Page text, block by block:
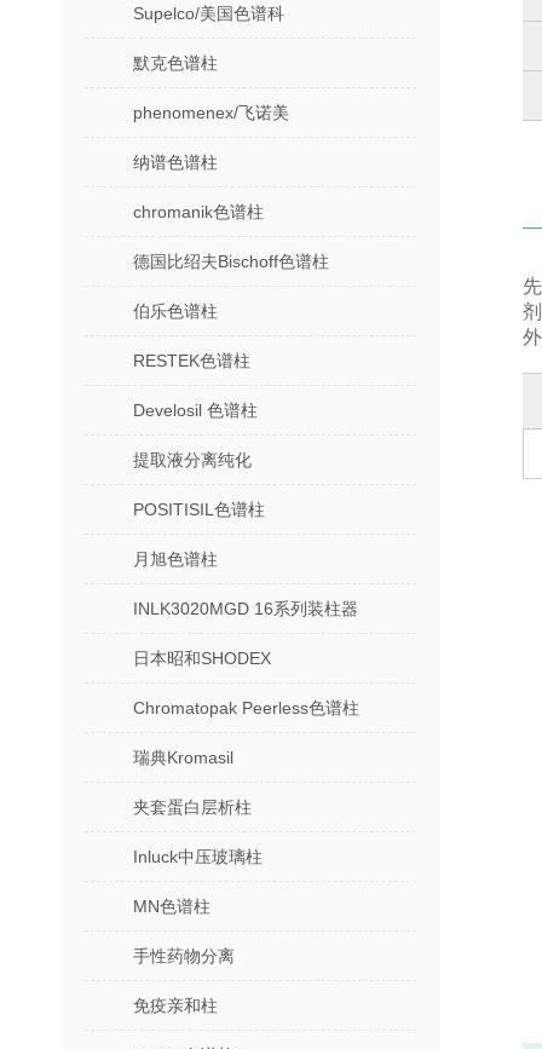
Supelco/美国色谱科
默克色谱柱
phenomenex/飞诺美
纳谱色谱柱
chromanik色谱柱
德国比绍夫Bischoff色谱柱
伯乐色谱柱
RESTEK色谱柱
Develosil 色谱柱
提取液分离纯化
POSITISIL色谱柱
月旭色谱柱
INLK3020MGD 16系列装柱器
日本昭和SHODEX
Chromatopak Peerless色谱柱
瑞典Kromasil
夹套蛋白层析柱
Inluck中压玻璃柱
MN色谱柱
手性药物分离
免疫亲和柱